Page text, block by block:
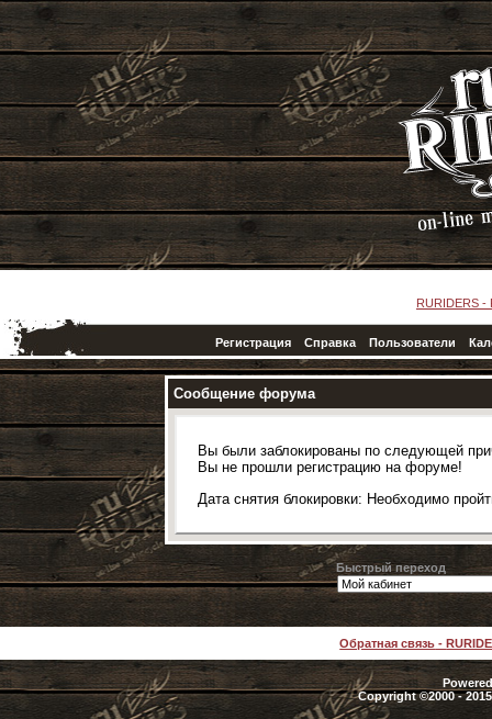
RURIDERS -
Регистрация Справка Пользователи
Сообщение форума
Вы были заблокированы по следующей
Вы не прошли регистрацию на форуме!
Дата снятия блокировки: Необходимо
Быстрый переход
Обратная связь -
Copyright ©2000 -